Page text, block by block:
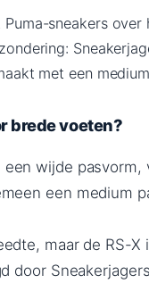
sneakers
met een
brede voeten?
wijde
een medium
maar de RS-
door